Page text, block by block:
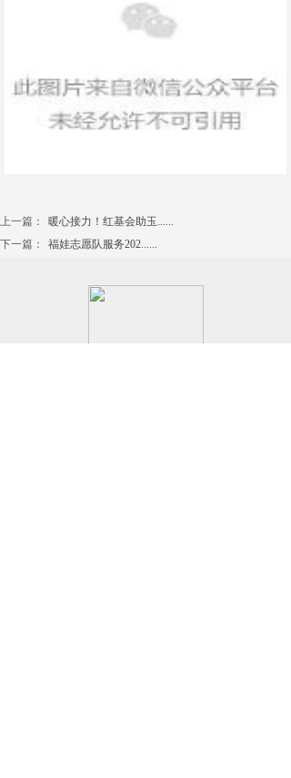
上一篇：
暖心接力！红基会助玉......
下一篇：
福娃志愿队服务202......